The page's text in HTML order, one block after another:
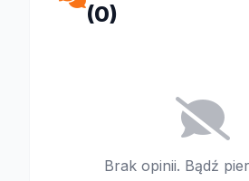
(0)
Brak opinii. Bądź